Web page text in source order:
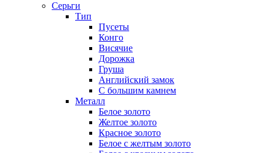
Серьги
Тип
Пусеты
Конго
Висячие
Дорожка
Груша
Английский замок
С большим камнем
Металл
Белое золото
Желтое золото
Красное золото
Белое с желтым золото